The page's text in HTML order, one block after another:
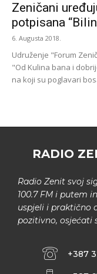
Zeničani
potpisana
6. Augusta 2018.
Udruženje "Forum
"Od Kulina bana i
na koji su poglavari
RADIO
Radio Zenit svoj
100.7 FM i putem
uspjeli i praktično
pozitivno, osjećati
+387